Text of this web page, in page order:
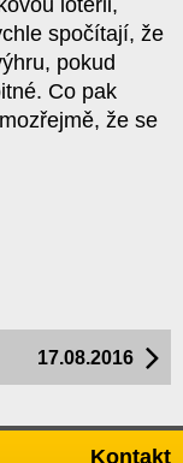
loterii,
spočítají, že
pokud
Co pak
že se
17.08.2016
Kontakt